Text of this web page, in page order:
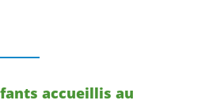
accueillis au